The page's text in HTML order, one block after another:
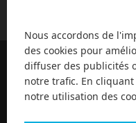
Puis-acheter à toute heure
Nous accordons de
des cookies pour
diffuser des publicités
notre trafic. En
notre utilisation des
100% de clients satisfaits,
depuis 2004